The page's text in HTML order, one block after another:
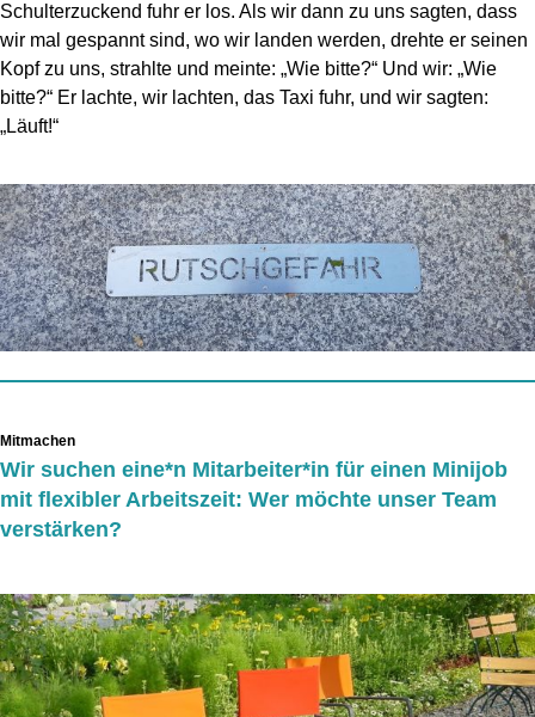
Schulterzuckend fuhr er los. Als wir dann zu uns sagten, dass
wir mal gespannt sind, wo wir landen werden, drehte er seinen
Kopf zu uns, strahlte und meinte: „Wie bitte?“ Und wir: „Wie
bitte?“ Er lachte, wir lachten, das Taxi fuhr, und wir sagten:
„Läuft!“
Mitmachen
Wir suchen eine*n Mitarbeiter*in für einen Minijob
mit flexibler Arbeitszeit: Wer möchte unser Team
verstärken?